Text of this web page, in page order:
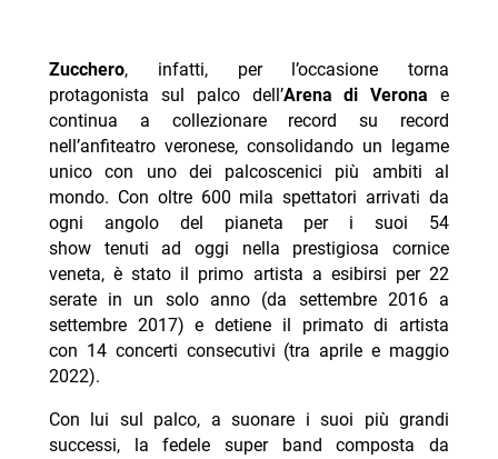
Zucchero, infatti, per l’occasione torna
protagonista sul palco dell’Arena di Veronae
continua a collezionare record su record
nell’anfiteatro veronese, consolidando un legame
unico con uno dei palcoscenici più ambiti al
mondo. Con oltre 600 mila spettatori arrivati da
ogni angolo del pianeta per i suoi 54
show tenuti ad oggi nella prestigiosa cornice
veneta, è stato il primo artista a esibirsi per 22
serate in un solo anno (da settembre 2016 a
settembre 2017) e detiene il primato di artista
con 14 concerti consecutivi (tra aprile e maggio
2022).
Con lui sul palco, a suonare i suoi più grandi
successi, la fedele super band composta da